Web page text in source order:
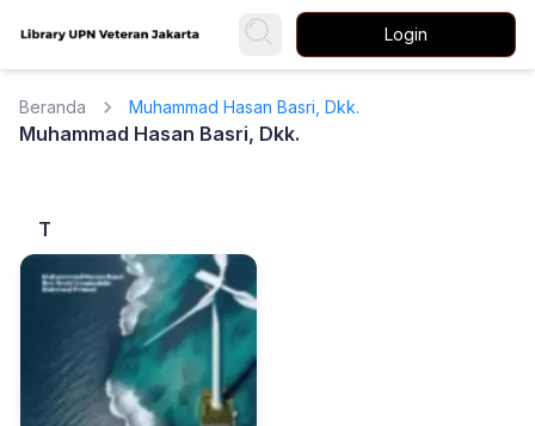
Login
Beranda Muhammad Hasan Basri, Dkk.
Muhammad Hasan Basri, Dkk.
T